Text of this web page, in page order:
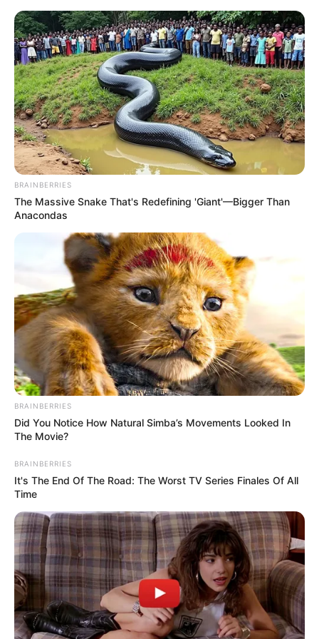
Como Fazer Massa de Biscuit:
Passo a Passo Completo
Imagem:
allaboutdeco.weebly.com
O biscuit é um dos materiais mais usados na
confecção de artesanatos hoje em dia. Obiscuit
BRAINBERRIES
The Massive Snake That's Redefining 'Giant'—Bigger Than
Anacondas
BRAINBERRIES
Did You Notice How Natural Simba’s Movements Looked In
The Movie?
BRAINBERRIES
It's The End Of The Road: The Worst TV Series Finales Of All
Time